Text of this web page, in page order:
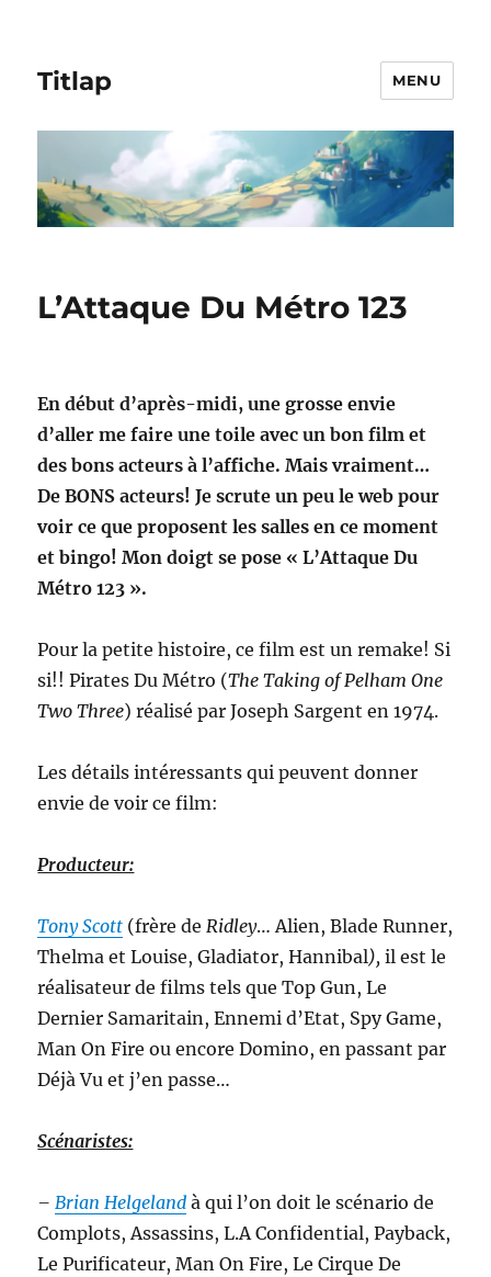
Titlap MENU
L’Attaque Du Métro 123
En début d’après-midi, une grosse envie
d’aller me faire une toile avec un bon film et
des bons acteurs à l’affiche. Mais vraiment…
De BONS acteurs! Je scrute un peu le web pour
voir ce que proposent les salles en ce moment
et bingo! Mon doigt se pose « L’Attaque Du
Métro 123 ».
Pour la petite histoire, ce film est un remake! Si
si!! Pirates Du Métro (The Taking of Pelham One
Two Three) réalisé par Joseph Sargent en 1974.
Les détails intéressants qui peuvent donner
envie de voir ce film:
Producteur:
Tony Scott (frère deRidley… Alien, Blade Runner,
Thelma et Louise, Gladiator, Hannibal), il est le
réalisateur de films tels que Top Gun, Le
Dernier Samaritain, Ennemi d’Etat, Spy Game,
Man On Fire ou encore Domino, en passant par
Déjà Vu et j’en passe…
Scénaristes:
–Brian Helgeland à qui l’on doit le scénario de
Complots, Assassins, L.A Confidential, Payback,
Le Purificateur, Man On Fire, Le Cirque De